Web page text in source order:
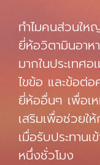
ทำไมคนส่วนใ
ยี่ห้อวิตามินอา
มากในประเทศ
ไขข้อ และข้อต่
ยี่ห้ออื่นๆ เพื่อเ
เสริมเพื่อช่วยใ
เมื่อรับประทานเ
หนึ่งชั่วโมง